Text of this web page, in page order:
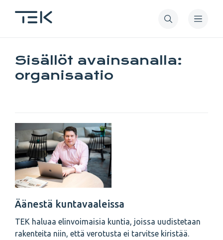
pääsisältöön
Sisällöt avainsanalla:
organisaatio
Äänestä kuntavaaleissa
TEK haluaa elinvoimaisia kuntia, joissa uudistetaan
rakenteita niin, että verotusta ei tarvitse kiristää.